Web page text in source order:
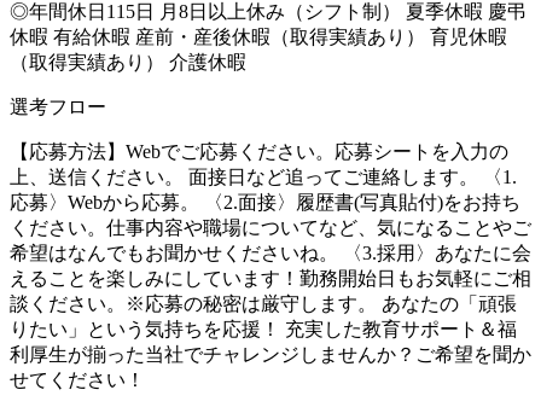
◎年間休日115日 月8日以上休み（シフト制） 夏季休暇 慶弔
休暇 有給休暇 産前・産後休暇（取得実績あり） 育児休暇
（取得実績あり） 介護休暇
選考フロー
【応募方法】Webでご応募ください。応募シートを入力の
上、送信ください。 面接日など追ってご連絡します。 〈1.
応募〉Webから応募。 〈2.面接〉履歴書(写真貼付)をお持ち
ください。仕事内容や職場についてなど、気になることやご
希望はなんでもお聞かせくださいね。 〈3.採用〉あなたに会
えることを楽しみにしています！勤務開始日もお気軽にご相
談ください。※応募の秘密は厳守します。 あなたの「頑張
りたい」という気持ちを応援！ 充実した教育サポート＆福
利厚生が揃った当社でチャレンジしませんか？ご希望を聞か
せてください！